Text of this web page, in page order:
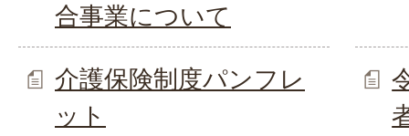
合事業について
介護保険制度パンフレ
ット